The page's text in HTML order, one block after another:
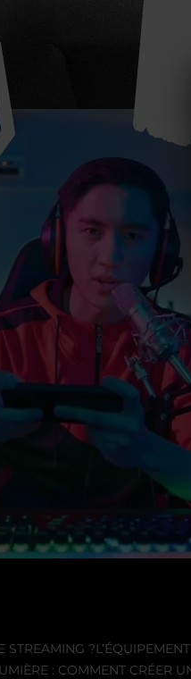
STREAMING ?
: COMMENT CRÉER